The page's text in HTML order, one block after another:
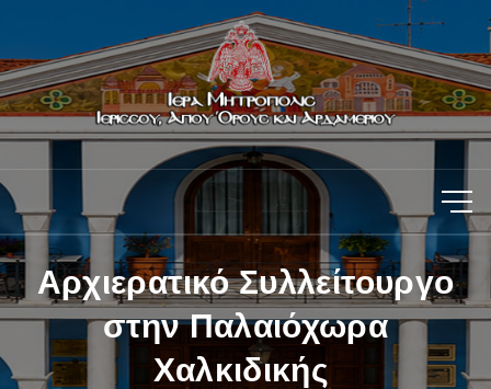
Αρχιερατικό Συλλείτουργο
στην Παλαιόχωρα
Χαλκιδικής